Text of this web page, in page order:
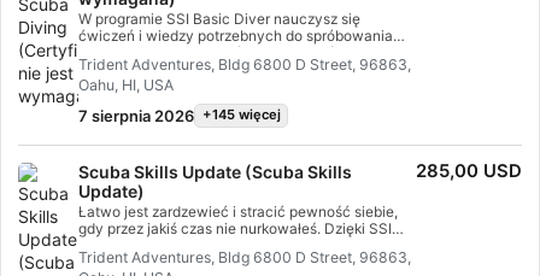
W programie SSI Basic Diver nauczysz się
ćwiczeń i wiedzy potrzebnych do spróbowania
nurkowania na głębokości do 12 metrów z
Programami Professional SSI. Jest to świetny
sposób na pełniejsze poznanie podwodnego
świata, gdy spróbujesz nurkowania. Cały program
Basic Diver może zostać zaliczony na poczet
kolejny krok w swojej przygodzie z nurkowaniem.
Trident Adventures, Bldg 6800 D Street, 96863,
Oahu, HI, USA
7 sierpnia 2026 +145 więcej
Scuba Skills Update (Scuba Skills
Update)
Łatwo jest zardzewieć i stracić pewność siebie,
gdy przez jakiś czas nie nurkowałeś. Dzięki SSI
mgnieniu oka wrócisz do wody i nurkowania z
Trident Adventures, Bldg 6800 D Street, 96863,
285,00 USD